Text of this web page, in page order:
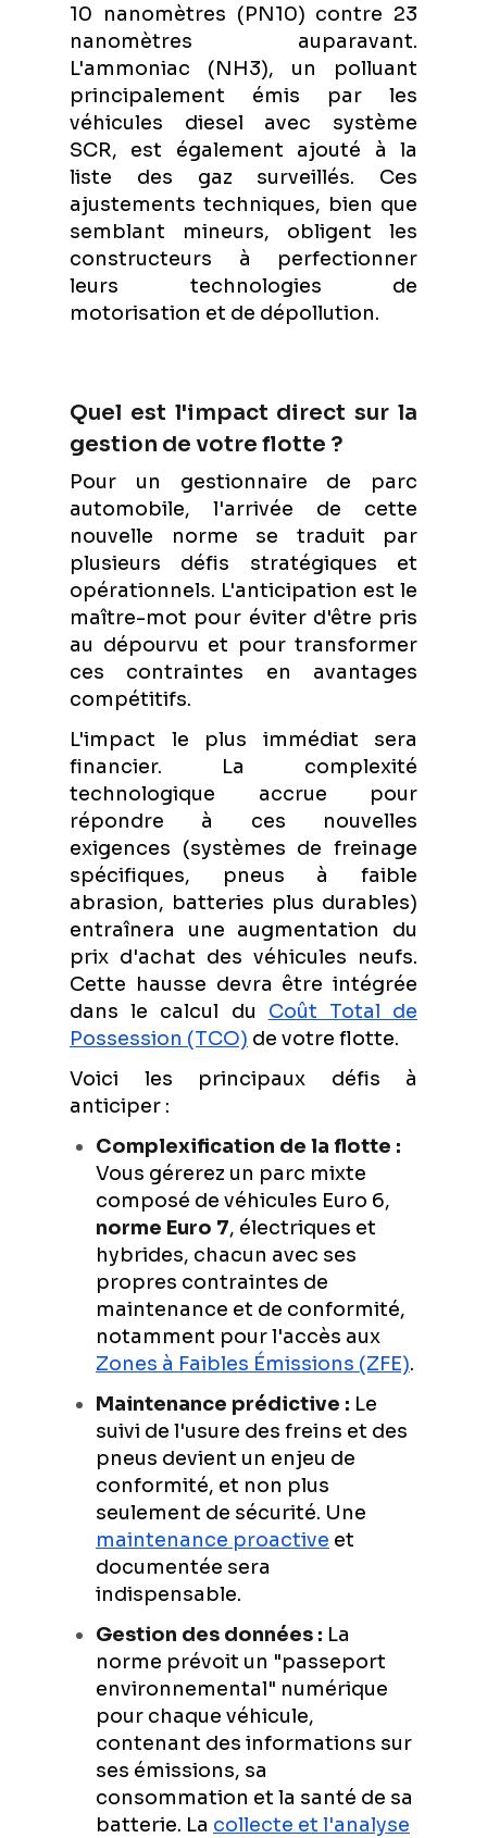
10 nanomètres (PN10) contre 23
nanomètres auparavant.
L'ammoniac (NH3), un polluant
principalement émis par les
véhicules diesel avec système
SCR, est également ajouté à la
liste des gaz surveillés. Ces
ajustements techniques, bien que
semblant mineurs, obligent les
constructeurs à perfectionner
leurs technologies de
motorisation et de dépollution.
Quel est l'impact direct sur la
gestion de votre flotte ?
Pour un gestionnaire de parc
automobile, l'arrivée de cette
nouvelle norme se traduit par
plusieurs défis stratégiques et
opérationnels. L'anticipation est le
maître-mot pour éviter d'être pris
au dépourvu et pour transformer
ces contraintes en avantages
compétitifs.
L'impact le plus immédiat sera
financier. La complexité
technologique accrue pour
répondre à ces nouvelles
exigences (systèmes de freinage
spécifiques, pneus à faible
abrasion, batteries plus durables)
entraînera une augmentation du
prix d'achat des véhicules neufs.
Cette hausse devra être intégrée
dans le calcul du Coût Total de
Possession (TCO) de votre flotte.
Voici les principaux défis à
anticiper :
Complexification de la flotte :
Vous gérerez un parc mixte
composé de véhicules Euro 6,
norme Euro 7, électriques et
hybrides, chacun avec ses
propres contraintes de
maintenance et de conformité,
notamment pour l'accès aux
Zones à Faibles Émissions (ZFE).
Maintenance prédictive : Le
suivi de l'usure des freins et des
pneus devient un enjeu de
conformité, et non plus
seulement de sécurité. Une
maintenance proactive et
documentée sera
indispensable.
Gestion des données : La
norme prévoit un "passeport
environnemental" numérique
pour chaque véhicule,
contenant des informations sur
ses émissions, sa
consommation et la santé de sa
batterie. La collecte et l'analyse